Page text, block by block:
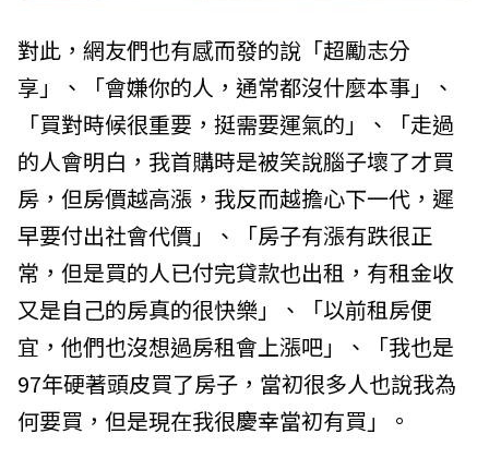
對此，網友們也有感而發的說「超勵志分
享」、「會嫌你的人，通常都沒什麼本事」、
「買對時候很重要，挺需要運氣的」、「走過
的人會明白，我首購時是被笑說腦子壞了才買
房，但房價越高漲，我反而越擔心下一代，遲
早要付出社會代價」、「房子有漲有跌很正
常，但是買的人已付完貸款也出租，有租金收
又是自己的房真的很快樂」、「以前租房便
宜，他們也沒想過房租會上漲吧」、「我也是
97年硬著頭皮買了房子，當初很多人也說我為
何要買，但是現在我很慶幸當初有買」。